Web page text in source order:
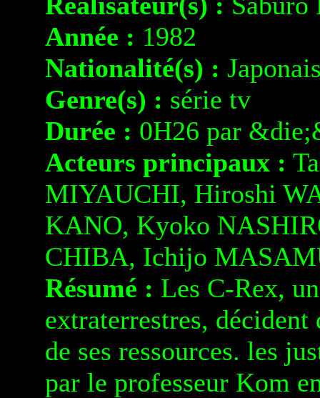
Année : 1982
Nationalité(s) :
Genre(s) : série tv
Durée : 0H26 par
Acteurs principaux :
MIYAUCHI, Hiroshi
KANO, Kyoko
CHIBA, Ichijo
Résumé : Les C-Rex,
extraterrestres,
de ses ressources. les
par le professeur Kom